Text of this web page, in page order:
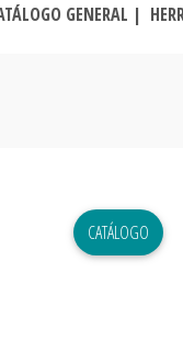
GENERAL |
CATÁLOGO